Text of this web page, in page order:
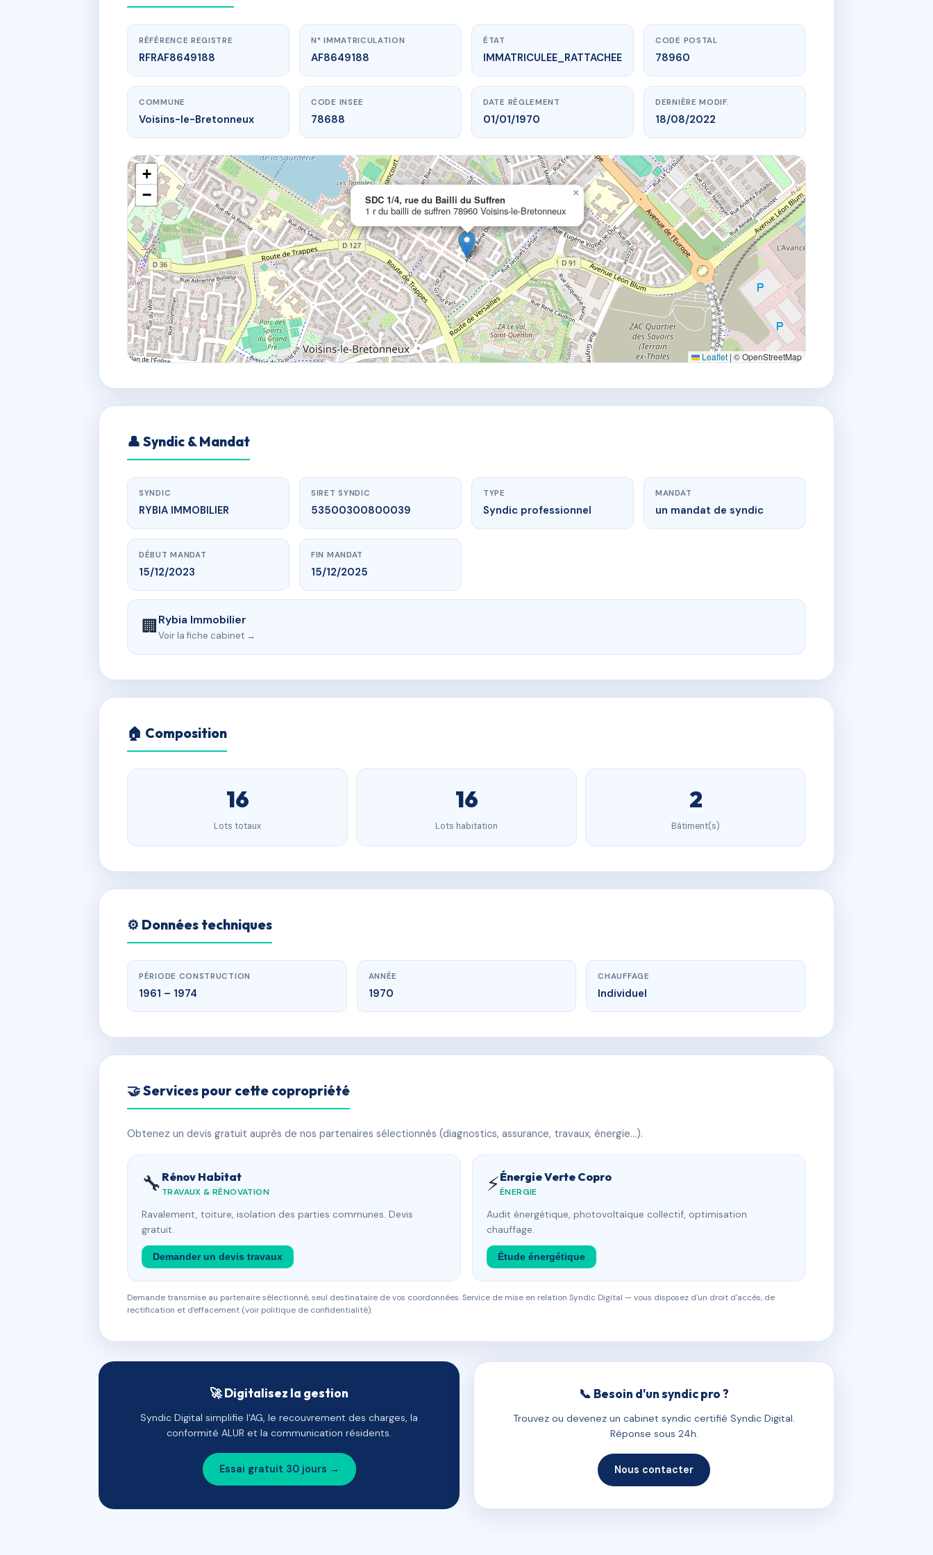
www.vme.plus/AF8649188
SDC 1/4, rue du Bailli du Suffren
1 r du bailli de suffren78960 Voisins-le-Bretonneux
RÉFÉRENCE REGISTRE
RFRAF8649188
N° IMMATRICULATION
AF8649188
ÉTAT
IMMATRICULEE_RATTACHEE
CODE POSTAL
78960
COMMUNE
Voisins-le-Bretonneux
CODE INSEE
78688
DATE RÈGLEMENT
01/01/1970
DERNIÈRE MODIF.
18/08/2022
SDC 1/4, rue du Bailli du Suffren
1 r du bailli de suffren 78960 Voisins-le-Bretonneux
×
+
−
Leaflet | © OpenStreetMap
👤 Syndic & Mandat
SYNDIC
RYBIA IMMOBILIER
SIRET SYNDIC
53500300800039
TYPE
Syndic professionnel
MANDAT
un mandat de syndic
DÉBUT MANDAT
15/12/2023
FIN MANDAT
15/12/2025
🏢Rybia Immobilier
Voir la fiche cabinet →
🏠 Composition
16
Lots totaux
16
Lots habitation
2
Bâtiment(s)
⚙️ Données techniques
PÉRIODE CONSTRUCTION
1961 – 1974
ANNÉE
1970
CHAUFFAGE
Individuel
🤝 Services pour cette copropriété
Obtenez un devis gratuit auprès de nos partenaires sélectionnés (diagnostics, assurance, travaux, énergie…).
🔧 Rénov Habitat
TRAVAUX & RÉNOVATION
Ravalement, toiture, isolation des parties communes. Devis
gratuit.
Demander un devis travaux
⚡Énergie Verte Copro
ÉNERGIE
Audit énergétique, photovoltaïque collectif, optimisation
chauffage.
Étude énergétique
Demande transmise au partenaire sélectionné, seul destinataire de vos coordonnées. Service de mise en relation Syndic Digital — vous disposez d'un droit d'accès, de
rectification et d'effacement (voir politique de confidentialité).
🚀 Digitalisez la gestion
Syndic Digital simplifie l'AG, le recouvrement des charges, la
conformité ALUR et la communication résidents.
Essai gratuit 30 jours →
📞 Besoin d'un syndic pro ?
Trouvez ou devenez un cabinet syndic certifié Syndic Digital.
Réponse sous 24h.
Nous contacter